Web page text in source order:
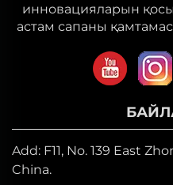
инновацияларын
астам сапаны
Add: F11, No. 139 East
China.